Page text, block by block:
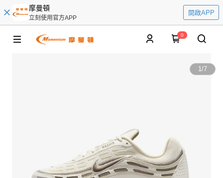
摩曼頓
立刻使用官方APP
開啟APP
0
1/7